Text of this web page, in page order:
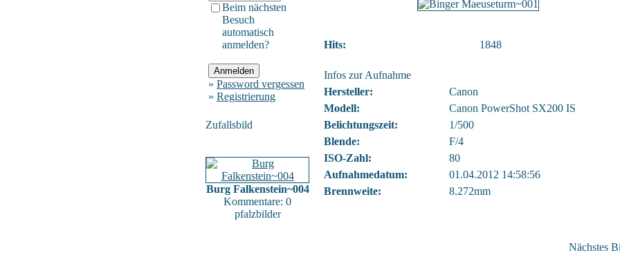
Beim nächsten
Besuch
automatisch
anmelden?
» Password vergessen
» Registrierung
Zufallsbild
Burg Falkenstein~004
Kommentare: 0
pfalzbilder
Hits: 1848
Infos zur Aufnahme
Hersteller:
Canon
Modell:
Canon PowerShot SX200 IS
Belichtungszeit:
1/500
Blende:
F/4
ISO-Zahl:
80
Aufnahmedatum:
01.04.2012 14:58:56
Brennweite:
8.272mm
Nächstes